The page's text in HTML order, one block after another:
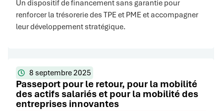
Un dispositif de financement sans garantie pour
renforcer la trésorerie des TPE et PME et accompagner
leur développement stratégique.
8 septembre 2025
Passeport pour le retour, pour la mobilité
des actifs salariés et pour la mobilité des
entreprises innovantes